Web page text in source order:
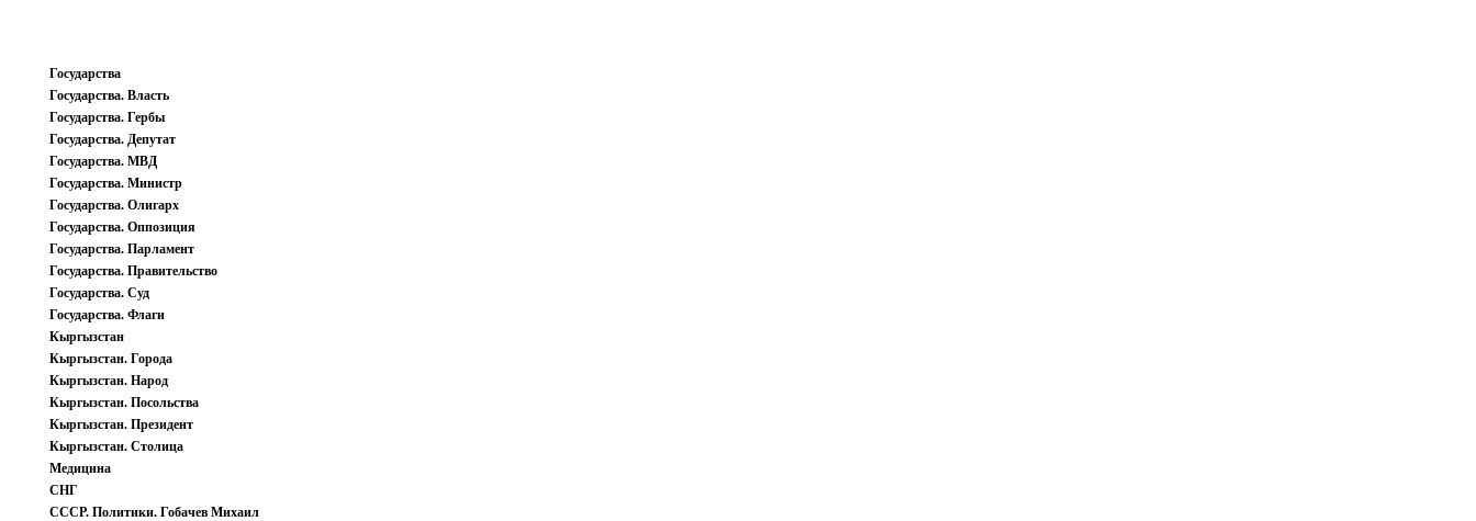
Государства
Государства. Власть
Государства. Гербы
Государства. Депутат
Государства. МВД
Государства. Министр
Государства. Олигарх
Государства. Оппозиция
Государства. Парламент
Государства. Правительство
Государства. Суд
Государства. Флаги
Кыргызстан
Кыргызстан. Города
Кыргызстан. Народ
Кыргызстан. Посольства
Кыргызстан. Президент
Кыргызстан. Столица
Медицина
СНГ
СССР. Политики. Гобачев Михаил